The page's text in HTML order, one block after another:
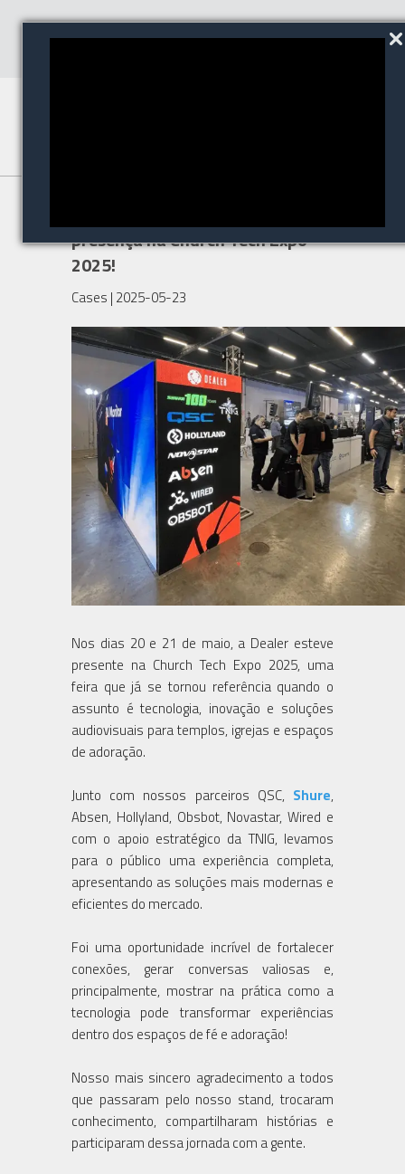
presença na Church Tech Expo
2025!
Cases | 2025-05-23
Nos dias 20 e 21 de maio, a Dealer esteve
presente na Church Tech Expo 2025, uma
feira que já se tornou referência quando o
assunto é tecnologia, inovação e soluções
audiovisuais para templos, igrejas e espaços
de adoração.
Junto com nossos parceiros QSC, Shure,
Absen, Hollyland, Obsbot, Novastar, Wired e
com o apoio estratégico da TNIG, levamos
para o público uma experiência completa,
apresentando as soluções mais modernas e
eficientes do mercado.
Foi uma oportunidade incrível de fortalecer
conexões, gerar conversas valiosas e,
principalmente, mostrar na prática como a
tecnologia pode transformar experiências
dentro dos espaços de fé e adoração!
Nosso mais sincero agradecimento a todos
que passaram pelo nosso stand, trocaram
conhecimento, compartilharam histórias e
participaram dessa jornada com a gente.